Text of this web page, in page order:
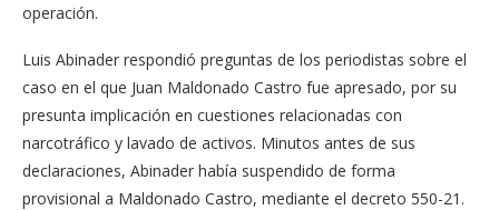
operación.
Luis Abinader respondió preguntas de los periodistas sobre el
caso en el que Juan Maldonado Castro fue apre­sado, por su
presunta impli­cación en cuestiones rela­cionadas con
narcotráfico y lavado de activos. Minutos antes de sus
declaraciones, Abinader había suspendido de forma
provisional a Mal­donado Castro, mediante el decreto 550-21.